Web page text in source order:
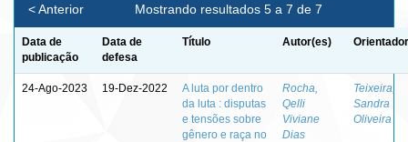
Mostrando resultados 5 a 7 de 7
< Anterior
Data de
publicação
Data de
defesa
Título Autor(es)
24-Ago-2023 19-Dez-2022
A luta por dentro
da luta : disputas
e tensões sobre
gênero e raça no
Rocha,
Qelli
Viviane
Dias
Teixeira,
Sandra
Oliveira